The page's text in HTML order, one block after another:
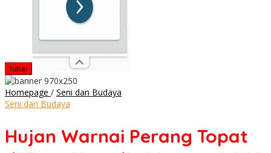
tutup
Homepage / Seni dan Budaya
di
Seni dan Budaya
Hujan Warnai Perang Topat